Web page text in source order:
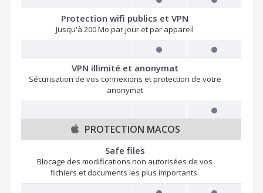
Protection wifi publics et VPN
Jusqu'à 200 Mo par jour et par appareil
VPN illimité et anonymat
Sécurisation de vos connexions et protection de votre
anonymat
PROTECTION MACOS
Safe files
Blocage des modifications non autorisées de vos
fichiers et documents les plus importants.